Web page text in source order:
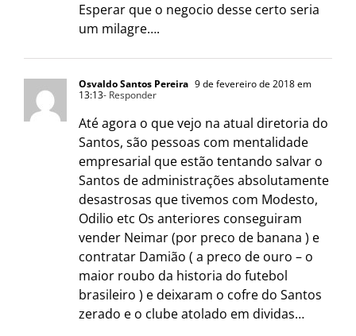
Esperar que o negocio desse certo seria
um milagre….
Osvaldo Santos Pereira 9 de fevereiro de 2018 em
13:13- Responder
Até agora o que vejo na atual diretoria do
Santos, são pessoas com mentalidade
empresarial que estão tentando salvar o
Santos de administrações absolutamente
desastrosas que tivemos com Modesto,
Odilio etc Os anteriores conseguiram
vender Neimar (por preco de banana ) e
contratar Damião ( a preco de ouro – o
maior roubo da historia do futebol
brasileiro ) e deixaram o cofre do Santos
zerado e o clube atolado em dividas…